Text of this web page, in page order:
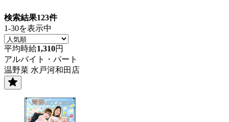
検索結果123件
1-30を表示中
平均時給1,310円
アルバイト・パート
温野菜 水戸河和田店